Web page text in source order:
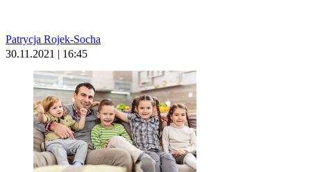
Patrycja Rojek-Socha
30.11.2021 | 16:45